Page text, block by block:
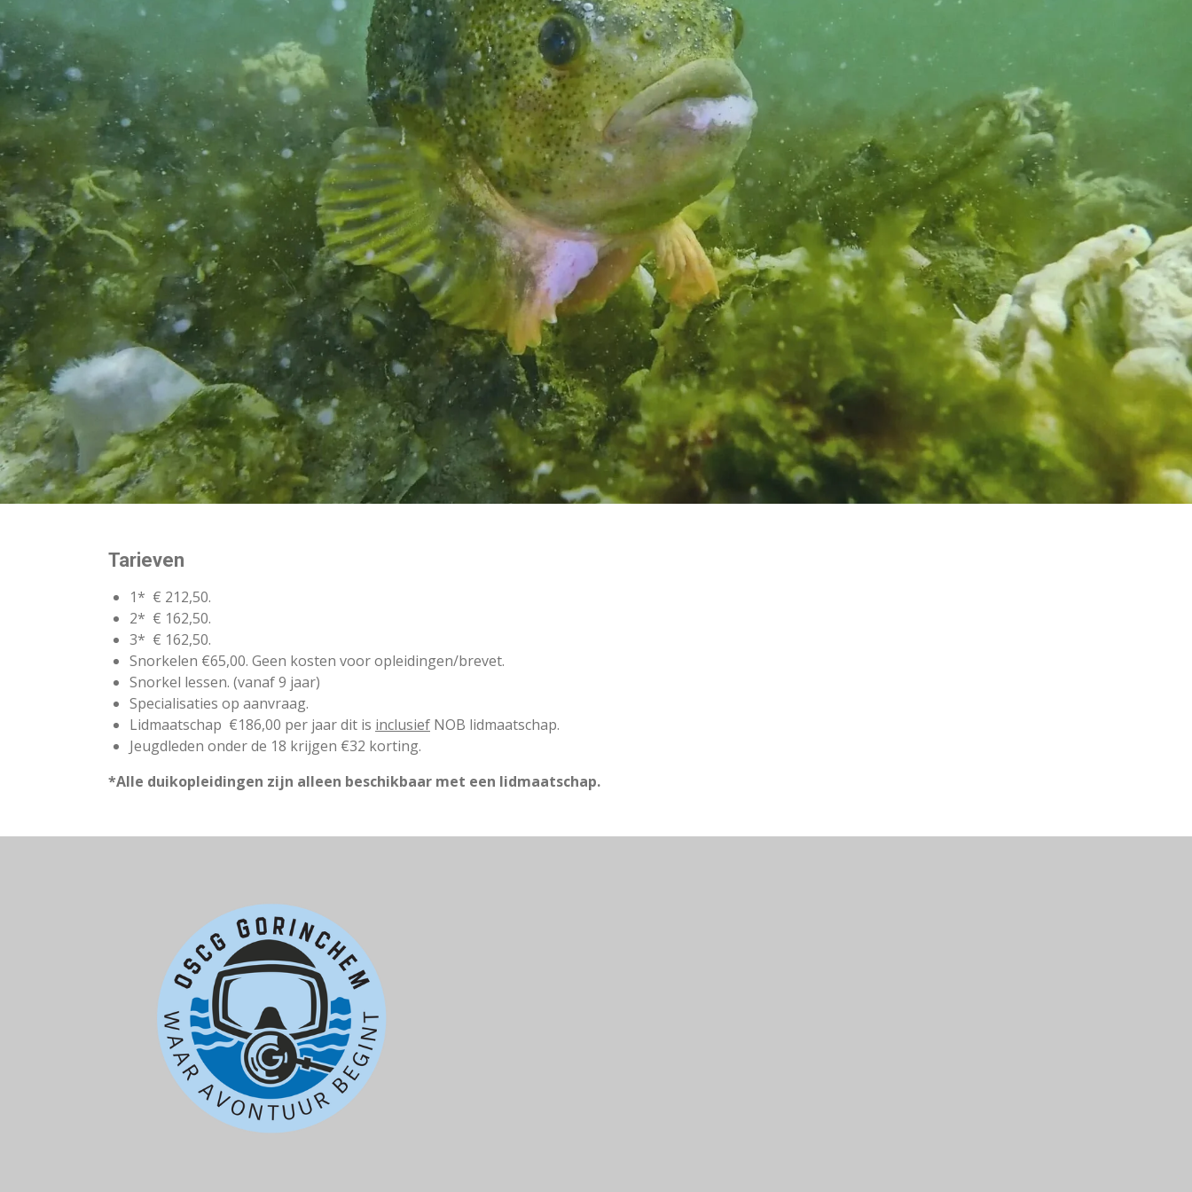
Tarieven
1* € 212,50.
2* € 162,50.
3* € 162,50.
Snorkelen €65,00. Geen kosten voor opleidingen/brevet.
Snorkel lessen. (vanaf 9 jaar)
Specialisaties op aanvraag.
Lidmaatschap €186,00 per jaar dit is inclusief NOB lidmaatschap.
Jeugdleden onder de 18 krijgen €32 korting.
*Alle duikopleidingen zijn alleen beschikbaar met een lidmaatschap.